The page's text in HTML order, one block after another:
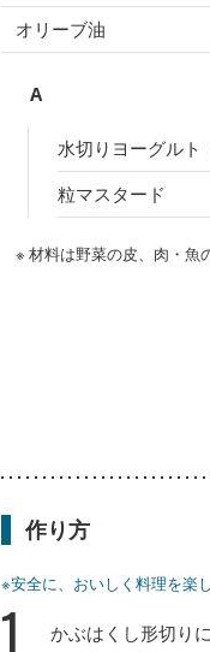
オリーブ油
A
水切りヨーグルト
粒マスタード
※ 材料は野菜の皮、肉・魚
作り方
※安全に、おいしく料理を楽
1
かぶはくし形切り